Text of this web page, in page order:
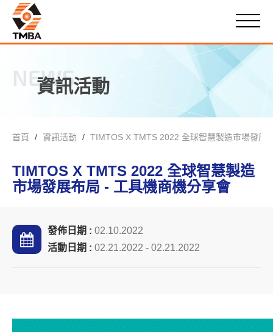
NEWS
資訊活動
首頁 資訊活動 TIMTOS X TMTS 2022 全球智慧製造市場發展
TIMTOS X TMTS 2022 全球智慧製造
市場發展布局 - 工具機商機分享會
發佈日期 : 02.10.2022
活動日期 : 02.21.2022 - 02.21.2022